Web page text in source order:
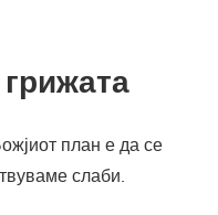
план е да се
слаби.